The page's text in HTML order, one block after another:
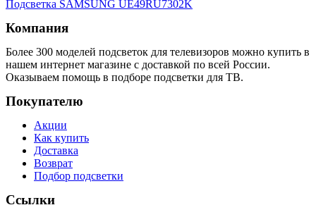
Подсветка SAMSUNG UE49RU7302K
Компания
Более 300 моделей подсветок для телевизоров можно купить в
нашем интернет магазине с доставкой по всей России.
Оказываем помощь в подборе подсветки для ТВ.
Покупателю
Акции
Как купить
Доставка
Возврат
Подбор подсветки
Ссылки